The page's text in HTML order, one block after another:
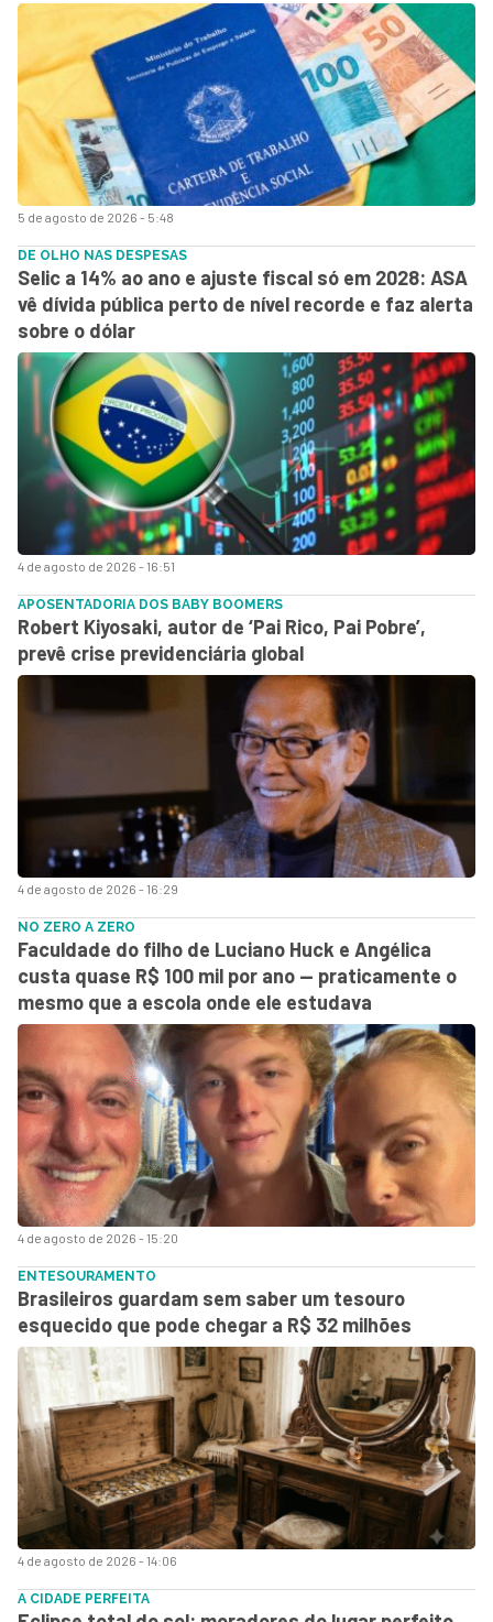
5 de agosto de 2026 - 5:48
4 de agosto de 2026 - 16:51
DE OLHO NAS DESPESAS
Selic a 14% ao ano e ajuste fiscal só em 2028: ASA
vê dívida pública perto de nível recorde e faz alerta
sobre o dólar
4 de agosto de 2026 - 16:29
APOSENTADORIA DOS BABY BOOMERS
Robert Kiyosaki, autor de ‘Pai Rico, Pai Pobre’,
prevê crise previdenciária global
4 de agosto de 2026 - 15:20
NO ZERO A ZERO
Faculdade do filho de Luciano Huck e Angélica
custa quase R$ 100 mil por ano — praticamente o
mesmo que a escola onde ele estudava
4 de agosto de 2026 - 14:06
ENTESOURAMENTO
Brasileiros guardam sem saber um tesouro
esquecido que pode chegar a R$ 32 milhões
A CIDADE PERFEITA